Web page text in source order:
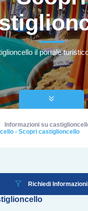
il portale
Informazioni su
- Scopri castiglioncello
Richiedi Informazioni